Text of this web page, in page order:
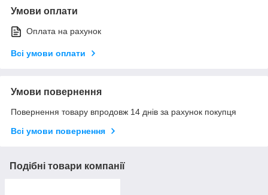
Умови оплати
Оплата на рахунок
Всі умови оплати
Умови повернення
Повернення товару впродовж 14 днів за рахунок покупця
Всі умови повернення
Подібні товари компанії